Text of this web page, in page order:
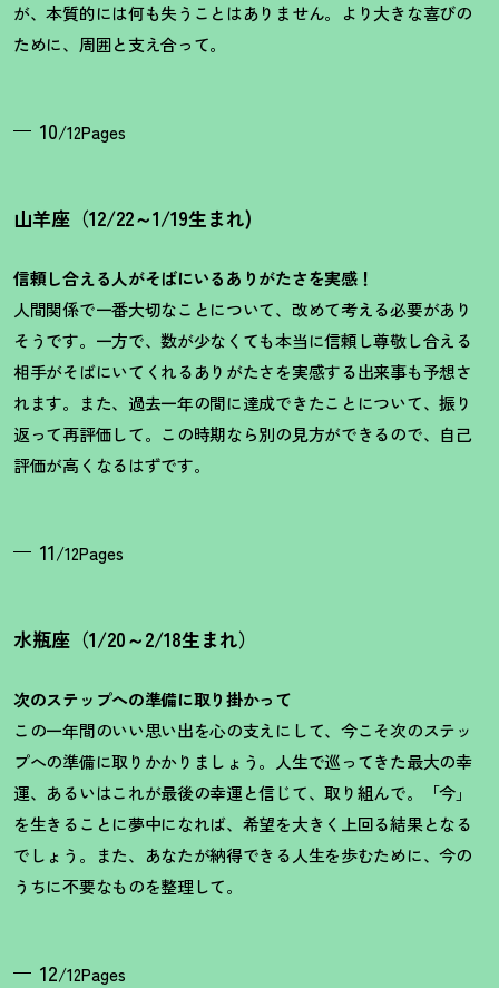
が、本質的には何も失うことはありません。より大きな喜びの
ために、周囲と支え合って。
10/12Pages
山羊座（12/22～1/19生まれ)
信頼し合える人がそばにいるありがたさを実感！
人間関係で一番大切なことについて、改めて考える必要があり
そうです。一方で、数が少なくても本当に信頼し尊敬し合える
相手がそばにいてくれるありがたさを実感する出来事も予想さ
れます。また、過去一年の間に達成できたことについて、振り
返って再評価して。この時期なら別の見方ができるので、自己
評価が高くなるはずです。
11/12Pages
水瓶座（1/20～2/18生まれ）
次のステップへの準備に取り掛かって
この一年間のいい思い出を心の支えにして、今こそ次のステッ
プへの準備に取りかかりましょう。人生で巡ってきた最大の幸
運、あるいはこれが最後の幸運と信じて、取り組んで。「今」
を生きることに夢中になれば、希望を大きく上回る結果となる
でしょう。また、あなたが納得できる人生を歩むために、今の
うちに不要なものを整理して。
12/12Pages